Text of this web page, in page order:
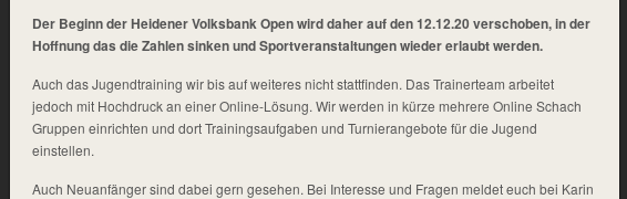
Der Beginn der Heidener Volksbank Open wird daher auf den 12.12.20 verschoben, in der
Hoffnung das die Zahlen sinken und Sportveranstaltungen wieder erlaubt werden.
Auch das Jugendtraining wir bis auf weiteres nicht stattfinden. Das Trainerteam arbeitet
jedoch mit Hochdruck an einer Online-Lösung. Wir werden in kürze mehrere Online Schach
Gruppen einrichten und dort Trainingsaufgaben und Turnierangebote für die Jugend
einstellen.
Auch Neuanfänger sind dabei gern gesehen. Bei Interesse und Fragen meldet euch bei Karin